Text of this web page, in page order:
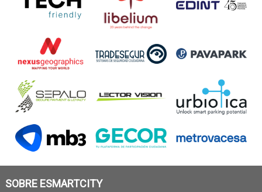
SOBRE ESMARTCITY